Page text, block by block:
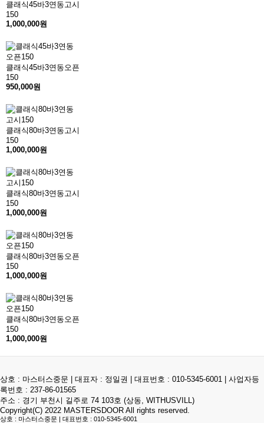
클래식45바3연동고시
150
1,000,000원
클래식45바3연동오픈
150
950,000원
클래식80바3연동고시
150
1,000,000원
클래식80바3연동고시
150
1,000,000원
클래식80바3연동오픈
150
1,000,000원
클래식80바3연동오픈
150
1,000,000원
상호 : 마스터스중문 | 대표자 : 정일권 | 대표번호 : 010-5345-6001
| 사업자등
록번호 : 237-86-01565
주소 : 경기 부천시 길주로 74 103호 (상동, WITHUSVILL)
Copyright(C) 2022 MASTERSDOOR All rights reserved.
상호 : 마스터스중문 | 대표번호 : 010-5345-6001